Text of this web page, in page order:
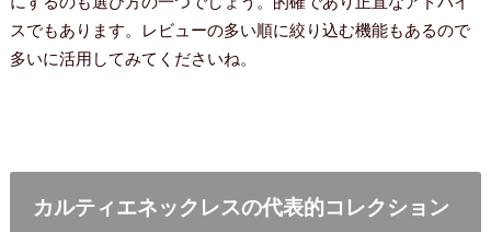
スでもあります。レビューの多い順に絞り込む機能もあるので
多いに活用してみてくださいね。
カルティエネックレスの代表的コレクション